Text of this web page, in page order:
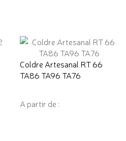
Coldre Artesanal RT 66
TA86 TA96 TA76
A partir de :